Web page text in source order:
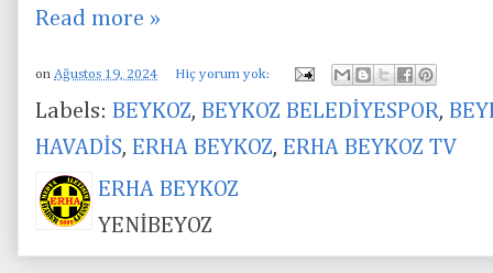
Read more »
on Ağustos 19, 2024 Hiç yorum yok:
Labels: BEYKOZ, BEYKOZ BELEDİYESPOR,
HAVADİS, ERHA BEYKOZ, ERHA BEYKOZ TV
ERHA BEYKOZ
YENİBEYOZ